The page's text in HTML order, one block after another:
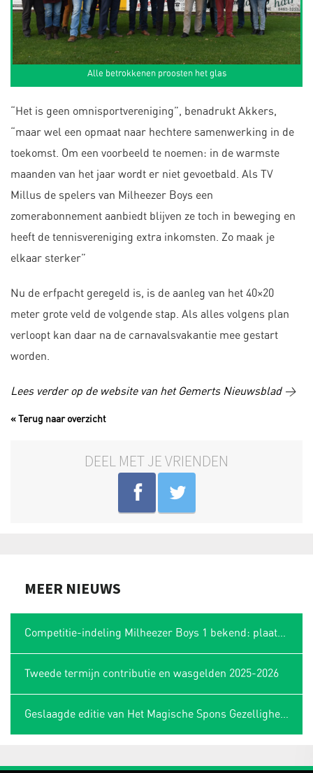
Alle betrokkenen proosten het glas
“Het is geen omnisportvereniging”, benadrukt Akkers,
“maar wel een opmaat naar hechtere samenwerking in de
toekomst. Om een voorbeeld te noemen: in de warmste
maanden van het jaar wordt er niet gevoetbald. Als TV
Millus de spelers van Milheezer Boys een
zomerabonnement aanbiedt blijven ze toch in beweging en
heeft de tennisvereniging extra inkomsten. Zo maak je
elkaar sterker”
Nu de erfpacht geregeld is, is de aanleg van het 40×20
meter grote veld de volgende stap. Als alles volgens plan
verloopt kan daar na de carnavalsvakantie mee gestart
worden.
Lees verder op de website van het Gemerts Nieuwsblad>
« Terug naar overzicht
DEEL MET JE VRIENDEN
MEER NIEUWS
Competitie-indeling Milheezer Boys 1 bekend: plaatsing in Limburgse hoek
Tweede termijn contributie en wasgelden 2025-2026
Geslaagde editie van Het Magische Spons Gezelligheidstoernooi